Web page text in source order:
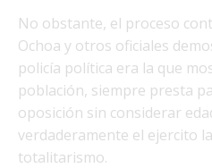
No obstante, el proceso
Ochoa y otros oficiales
policía política era la que
población, siempre presta
oposición sin considerar
verdaderamente el ejercito
totalitarismo.